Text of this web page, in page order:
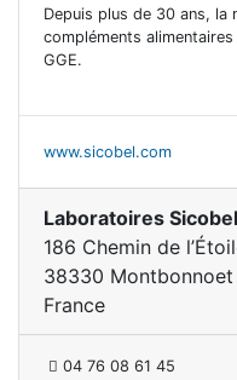
Depuis plus de 30 ans, la
compléments
GGE.
www.sicobel.com
Laboratoires Sicobel
186 Chemin de
38330 Montbonnoet
France
04 76 08 61 45